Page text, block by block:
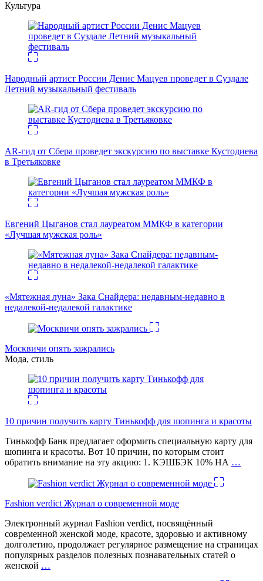
Культура
Народный артист России Денис Мацуев проведет в Суздале
Летний музыкальный фестиваль
AR-гид от Сбера проведет экскурсию по выставке Кустодиева
в Третьяковке
Евгений Цыганов стал лауреатом ММКФ в категории
«Лучшая мужская роль»
«Мятежная луна» Зака Снайдера: недавным-недавно в
недалекой-недалекой галактике
Москвичи опять зажрались
Мода, стиль
10 причин получить карту Тинькофф для шопинга и красоты
Тинькофф Банк предлагает оформить специальную карту для
шопинга и красоты. Вот 10 причин, по которым стоит
обратить внимание на эту акцию: 1. КЭШБЭК 10% НА …
Fashion verdict Журнал о современной моде
Электронный журнал Fashion verdict, посвящённый
современной женской моде, красоте, здоровью и активному
долголетию, продолжает регулярное размещение на страницах
популярных разделов полезных познавательных статей о
женской …